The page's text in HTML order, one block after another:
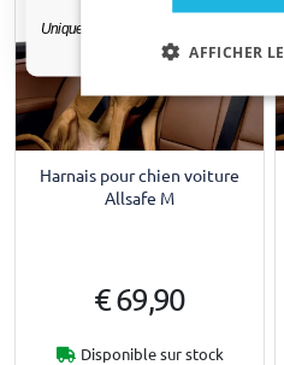
Harnais pour chien voiture
Allsafe M
€ 69,90
Disponible sur stock
AFFICHER
Uniquement des mises à jour et des